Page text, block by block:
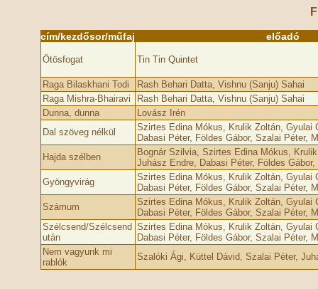
cím/kezdősor/műfaj előadó
Ötösfogat Tin Tin Quintet
Raga Bilaskhani Todi
Rash Behari Datta, Vishnu (Sanju) Sahai
Raga Mishra-Bhairavi
Rash Behari Datta, Vishnu (Sanju) Sahai
Dunna, dunna
Lovász Irén
Dal szöveg nélkül
Szirtes Edina Mókus, Krulik Zoltán, Gyulai
Dabasi Péter, Földes Gábor, Szalai Péter,
Hajda szélben
Bognár Szilvia, Szirtes Edina Mókus,
Juhász Endre, Dabasi Péter, Földes
Gyöngyvirág
Szirtes Edina Mókus, Krulik Zoltán, Gyulai
Dabasi Péter, Földes Gábor, Szalai Péter,
Számum
Szirtes Edina Mókus, Krulik Zoltán, Gyulai
Dabasi Péter, Földes Gábor, Szalai Péter,
Szélcsend/Szélcsend
után
Szirtes Edina Mókus, Krulik Zoltán, Gyulai
Dabasi Péter, Földes Gábor, Szalai Péter,
Nem vagyunk mi
rablók
Szalóki Ági, Küttel Dávid, Szalai Péter,